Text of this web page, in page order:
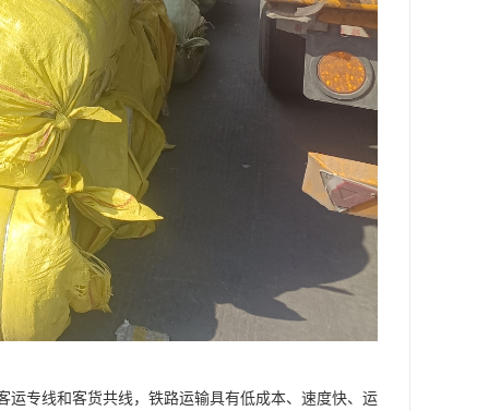
专线和客货共线，铁路运输具有低成本、速度快、运